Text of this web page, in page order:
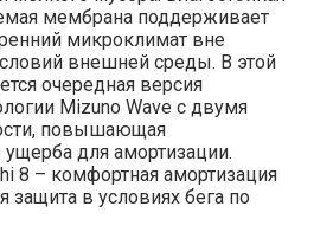
мембрана поддерживает
микроклимат вне
внешней среды. В этой
очередная версия
Mizuno Wave с двумя
повышающая
ущерба для амортизации.
8 – комфортная амортизация
защита в условиях бега по